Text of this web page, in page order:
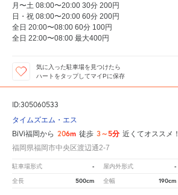
月〜土 08:00〜20:00 30分 200円
日・祝 08:00〜20:00 60分 200円
全日 20:00〜08:00 60分 100円
全日 22:00〜08:00 最大400円
気に入った駐車場を見つけたら
ハートをタップしてマイPに保存
ID:305060533
タイムズエム・エス
BiVi福岡から 206m 徒歩 3～5分 近くてオススメ！
福岡県福岡市中央区渡辺通2-7
駐車場形式 - 屋内外形式 -
全長 500cm 全幅 190cm